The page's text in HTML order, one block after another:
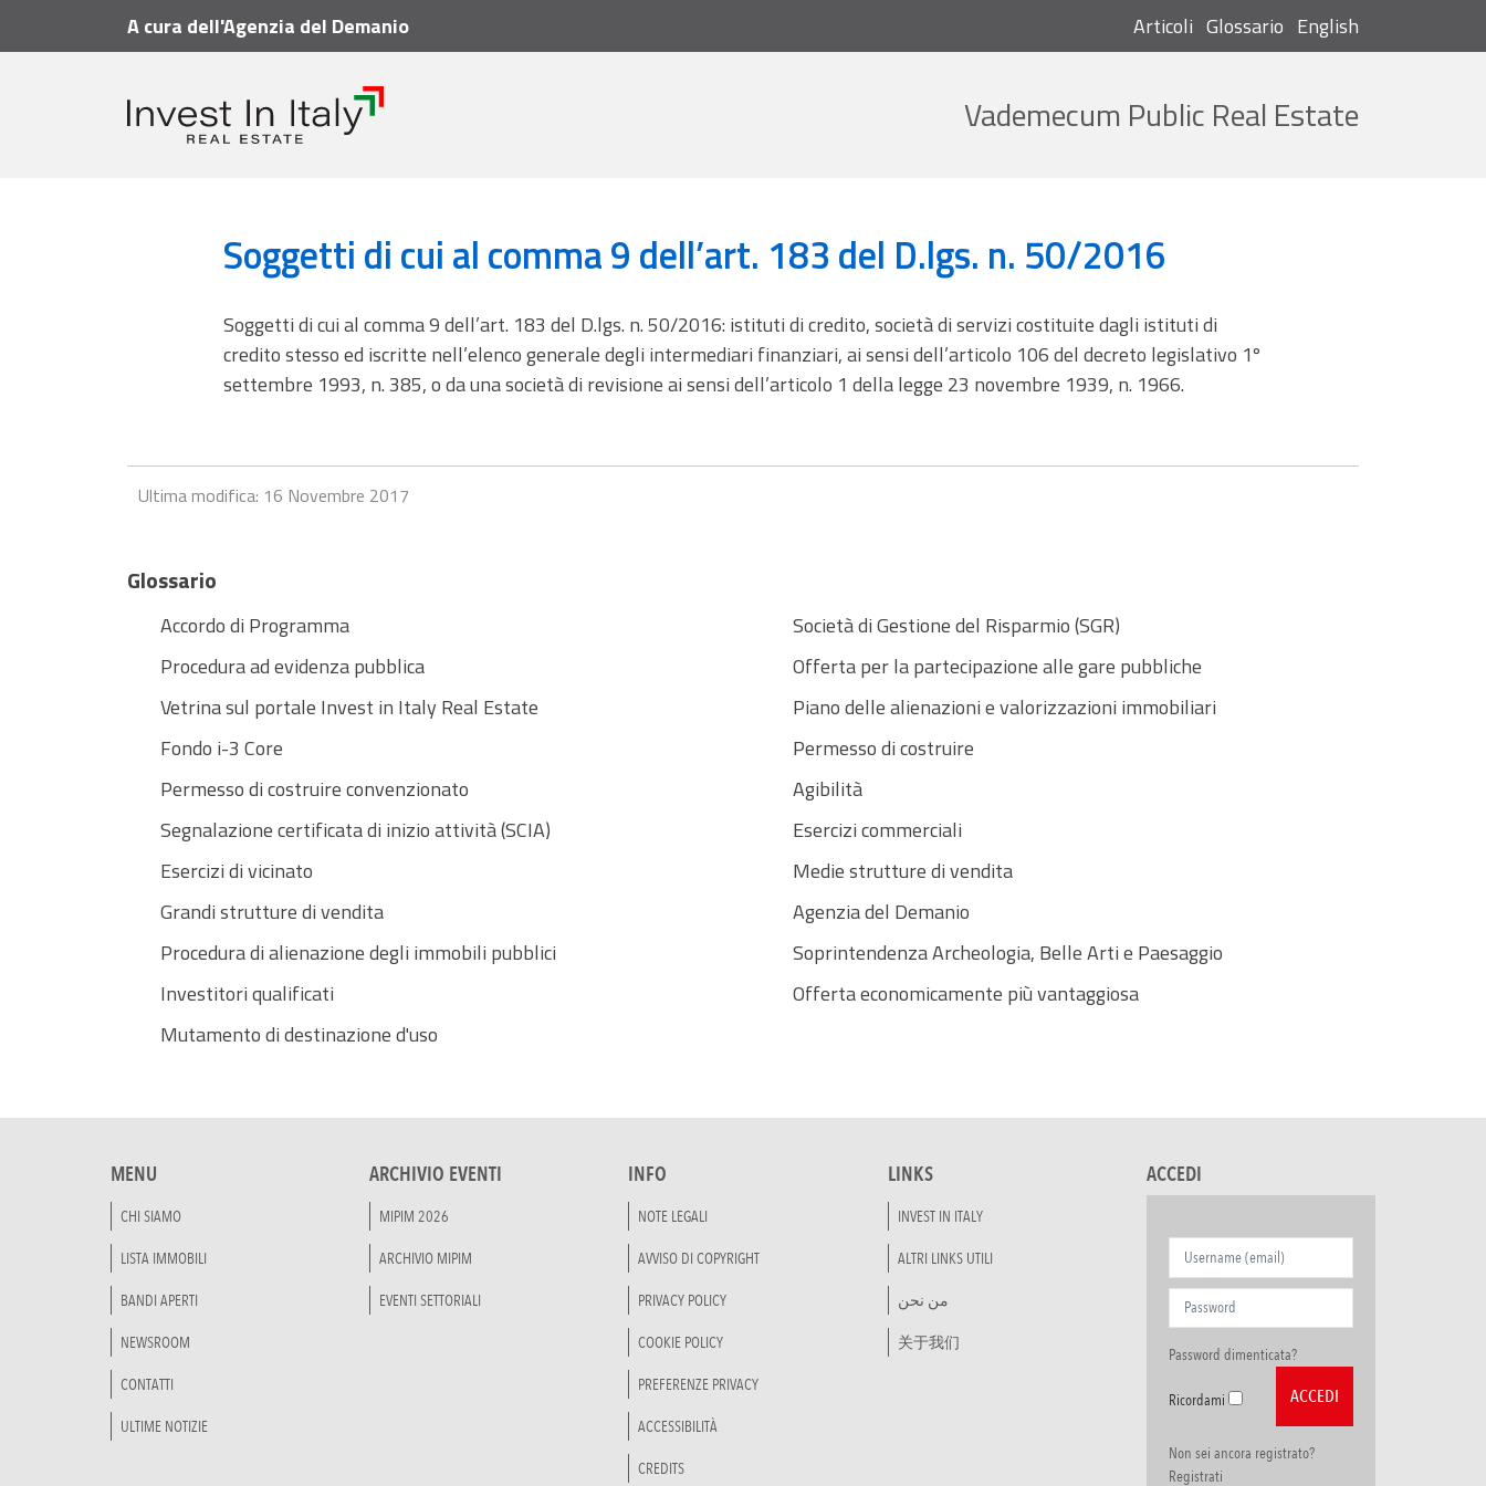
A cura dell'Agenzia del Demanio Articoli Glossario English
Vademecum Public Real Estate
Cerca
Vademecum Glossario Soggetti di cui al comma 9 dell’art. 183 del D.lgs. n. 50/2016
Soggetti di cui al comma 9 dell’art. 183 del D.lgs. n. 50/2016
Soggetti di cui al comma 9 dell’art. 183 del D.lgs. n. 50/2016: istituti di credito, società di servizi costituite dagli istituti di
credito stesso ed iscritte nell’elenco generale degli intermediari finanziari, ai sensi dell’articolo 106 del decreto legislativo 1º
settembre 1993, n. 385, o da una società di revisione ai sensi dell’articolo 1 della legge 23 novembre 1939, n. 1966.
Ultima modifica: 16 Novembre 2017
Glossario
Accordo di Programma
Società di Gestione del Risparmio (SGR)
Procedura ad evidenza pubblica
Offerta per la partecipazione alle gare pubbliche
Vetrina sul portale Invest in Italy Real Estate
Piano delle alienazioni e valorizzazioni immobiliari
Fondo i-3 Core
Permesso di costruire
Permesso di costruire convenzionato
Agibilità
Segnalazione certificata di inizio attività (SCIA)
Esercizi commerciali
Esercizi di vicinato
Medie strutture di vendita
Grandi strutture di vendita
Agenzia del Demanio
Procedura di alienazione degli immobili pubblici
Soprintendenza Archeologia, Belle Arti e Paesaggio
Investitori qualificati
Offerta economicamente più vantaggiosa
Mutamento di destinazione d'uso
MENU
CHI SIAMO
LISTA IMMOBILI
BANDI APERTI
NEWSROOM
CONTATTI
ULTIME NOTIZIE
ARCHIVIO EVENTI
MIPIM 2026
ARCHIVIO MIPIM
EVENTI SETTORIALI
INFO
NOTE LEGALI
AVVISO DI COPYRIGHT
PRIVACY POLICY
COOKIE POLICY
PREFERENZE PRIVACY
ACCESSIBILITÀ
CREDITS
LINKS
INVEST IN ITALY
ALTRI LINKS UTILI
من نحن
关于我们
ACCEDI
Password dimenticata?
Ricordami
Non sei ancora registrato?
Registrati